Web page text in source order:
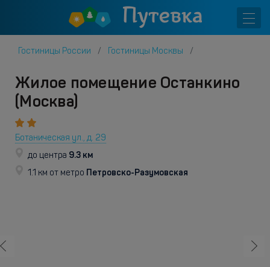
Гостиницы России Гостиницы Москвы
Жилое помещение Останкино
(Москва)
Ботаническая ул., д. 29
до центра 9.3 км
1.1 км от метро Петровско-Разумовская